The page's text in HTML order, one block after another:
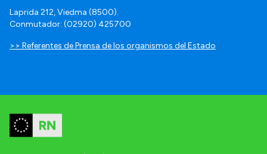
Laprida 212, Viedma (8500).
Conmutador: (02920) 425700
>> Referentes de Prensa de los organismos del Estado